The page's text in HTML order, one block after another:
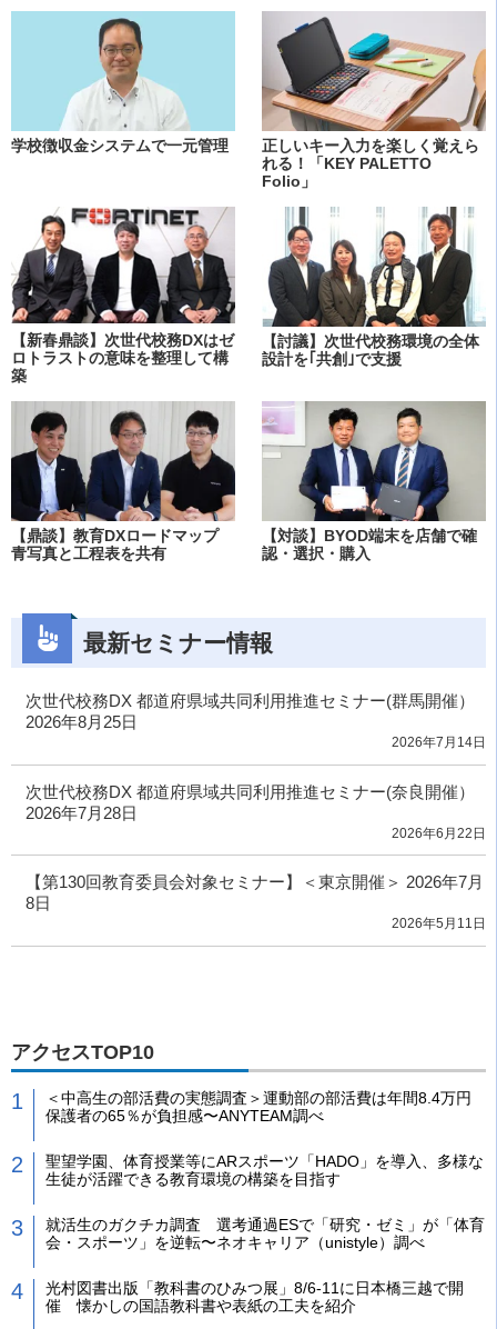
学校徴収金システムで一元管理
正しいキー入力を楽しく覚えら
れる！「KEY PALETTO
Folio」
【新春鼎談】次世代校務DXはゼ
ロトラストの意味を整理して構
築
【討議】次世代校務環境の全体
設計を｢共創｣で支援
【鼎談】教育DXロードマップ
青写真と工程表を共有
【対談】BYOD端末を店舗で確
認・選択・購入
最新セミナー情報
次世代校務DX 都道府県域共同利用推進セミナー(群馬開催）
2026年8月25日
2026年7月14日
次世代校務DX 都道府県域共同利用推進セミナー(奈良開催）
2026年7月28日
2026年6月22日
【第130回教育委員会対象セミナー】＜東京開催＞ 2026年7月
8日
2026年5月11日
アクセスTOP10
＜中高生の部活費の実態調査＞運動部の部活費は年間8.4万円
保護者の65％が負担感〜ANYTEAM調べ
聖望学園、体育授業等にARスポーツ「HADO」を導入、多様な
生徒が活躍できる教育環境の構築を目指す
就活生のガクチカ調査 選考通過ESで「研究・ゼミ」が「体育
会・スポーツ」を逆転〜ネオキャリア（unistyle）調べ
光村図書出版「教科書のひみつ展」8/6-11に日本橋三越で開
催 懐かしの国語教科書や表紙の工夫を紹介